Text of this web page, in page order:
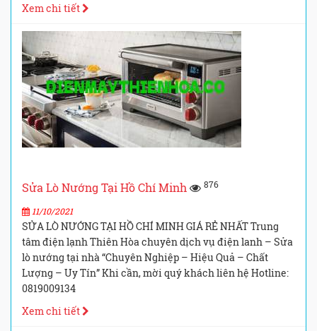
Xem chi tiết
Sửa Lò Nướng Tại Hồ Chí Minh 876
11/10/2021
SỬA LÒ NƯỚNG TẠI HỒ CHÍ MINH GIÁ RẺ NHẤT Trung
tâm điện lạnh Thiên Hòa chuyên dịch vụ điện lanh – Sửa
lò nướng tại nhà “Chuyên Nghiệp – Hiệu Quả – Chất
Lượng – Uy Tín” Khi cần, mời quý khách liên hệ Hotline:
0819009134
Xem chi tiết